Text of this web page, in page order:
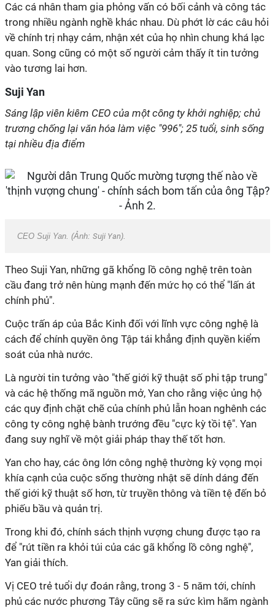
Các cá nhân tham gia phỏng vấn có bối cảnh và công tác
trong nhiều ngành nghề khác nhau. Dù phớt lờ các câu hỏi
về chính trị nhạy cảm, nhận xét của họ nhìn chung khá lạc
quan. Song cũng có một số người cảm thấy ít tin tưởng
vào tương lai hơn.
Suji Yan
Sáng lập viên kiêm CEO của một công ty khởi nghiệp; chủ
trương chống lại văn hóa làm việc "996"; 25 tuổi, sinh sống
tại nhiều địa điểm
CEO Suji Yan. (Ảnh: Suji Yan).
Theo Suji Yan, những gã khổng lồ công nghệ trên toàn
cầu đang trở nên hùng mạnh đến mức họ có thể "lấn át
chính phủ".
Cuộc trấn áp của Bắc Kinh đối với lĩnh vực công nghệ là
cách để chính quyền ông Tập tái khẳng định quyền kiểm
soát của nhà nước.
Là người tin tưởng vào "thế giới kỹ thuật số phi tập trung"
và các hệ thống mã nguồn mở, Yan cho rằng việc ủng hộ
các quy định chặt chẽ của chính phủ lẫn hoan nghênh các
công ty công nghệ bành trướng đều "cực kỳ tồi tệ". Yan
đang suy nghĩ về một giải pháp thay thế tốt hơn.
Yan cho hay, các ông lớn công nghệ thường kỳ vọng mọi
khía cạnh của cuộc sống thường nhật sẽ dính dáng đến
thế giới kỹ thuật số hơn, từ truyền thông và tiền tệ đến bỏ
phiếu bầu và quản trị.
Trong khi đó, chính sách thịnh vượng chung được tạo ra
để "rút tiền ra khỏi túi của các gã khổng lồ công nghệ",
Yan giải thích.
Vị CEO trẻ tuổi dự đoán rằng, trong 3 - 5 năm tới, chính
phủ các nước phương Tây cũng sẽ ra sức kìm hãm ngành